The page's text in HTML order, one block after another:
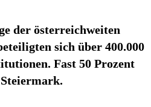
der österreichweiten
sich über 400.000
Fast 50 Prozent